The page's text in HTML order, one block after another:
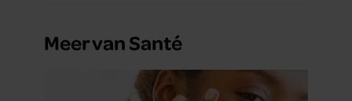
Meer van Santé